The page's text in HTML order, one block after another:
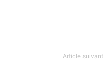
Article suivant